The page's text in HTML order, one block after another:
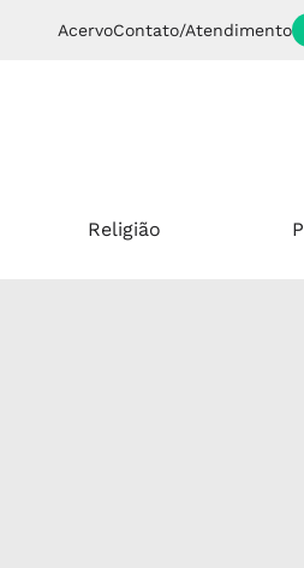
AcervoContato/Atendimento
Religião